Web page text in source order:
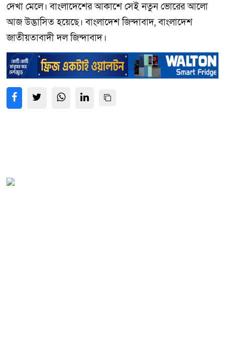
দেখা মেলে। বাংলাদেশের আকাশে সেই নতুন ভোরের আলো
আজ উদ্ভাসিত হয়েছে। বাংলাদেশ জিন্দাবাদ, বাংলাদেশ
জাতীয়তাবাদী দল জিন্দাবাদ।